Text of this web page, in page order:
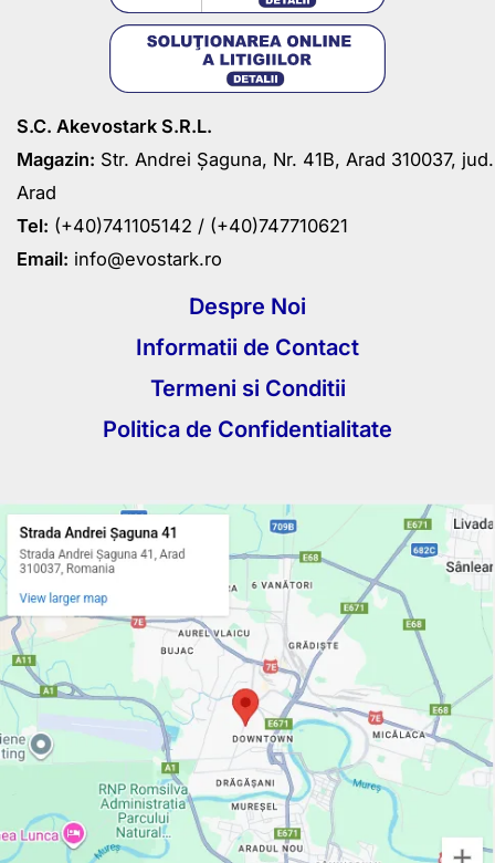
S.C. Akevostark S.R.L.
Magazin: Str. Andrei Șaguna, Nr. 41B, Arad 310037, jud.
Arad
Tel: (+40)741105142 / (+40)747710621
Email: info@evostark.ro
Despre Noi
Informatii de Contact
Termeni si Conditii
Politica de Confidentialitate